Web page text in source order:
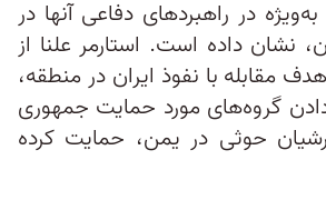
در راهبردهای دفاعی آنها در
نشان داده است. استارمر علنا از
مقابله با نفوذ ایران در منطقه،
گروه‌های مورد حمایت جمهوری
حوثی در یمن، حمایت کرده